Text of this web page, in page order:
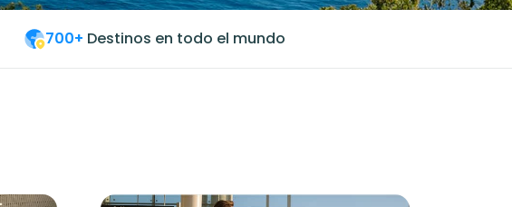
700+ Destinos en todo el mundo